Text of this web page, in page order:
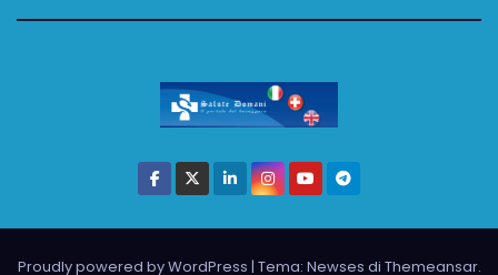
Proudly powered by WordPress | Tema: Newses di Themeansar.